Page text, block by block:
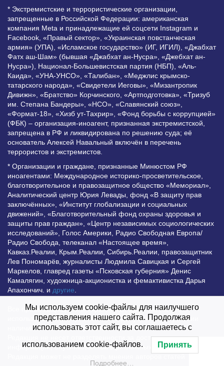
* Экстремистские и террористические организации,
запрещенные в Российской Федерации: американская
компания Meta и принадлежащие ей соцсети Instagram и
Facebook, «Правый сектор», «Украинская повстанческая
армия» (УПА), «Исламское государство» (ИГ, ИГИЛ), «Джабхат
Фатх аш-Шам» (бывшая «Джабхат ан-Нусра», «Джебхат ан-
Нусра»), Национал-Большевистская партия (НБП), «Аль-
Каида», «УНА-УНСО», «Талибан», «Меджлис крымско-
татарского народа», «Свидетели Иеговы», «Мизантропик
Дивижн», «Братство» Корчинского, «Артподготовка», «Тризуб
им. Степана Бандеры», «НСО», «Славянский союз»,
«Формат-18», «Хизб ут-Тахрир», «Фонд борьбы с коррупцией»
(ФБК) – организация-иноагент, признанная экстремистской,
запрещена в РФ и ликвидирована по решению суда; её
основатель Алексей Навальный включён в перечень
террористов и экстремистов.
* Организации и граждане, признанные Минюстом РФ
иноагентами: Международное историко-просветительское,
благотворительное и правозащитное общество «Мемориал»,
Аналитический центр Юрия Левады, фонд «В защиту прав
заключённых», «Институт глобализации и социальных
движений», «Благотворительный фонд охраны здоровья и
защиты прав граждан», «Центр независимых социологических
исследований», Голос Америки, Радио Свободная Европа/
Радио Свобода, телеканал «Настоящее время»,
Кавказ.Реалии, Крым.Реалии, Сибирь.Реалии, правозащитник
Лев Пономарёв, журналисты Людмила Савицкая и Сергей
Маркелов, главред газеты «Псковская губерния» Денис
Камалягин, художница-акционистка и фемактивистка Дарья
Апахончич. и другие.
Все права защищены и охраняются законом. Любое
использование материалов сайта допустимо при условии
наличия активной гиперссылки на Vesti.UZ.
Редакция не несет ответственности за достоверность
информации, опубликованной в рекламных объявлениях.
Мы используем cookie-файлы для наилучшего
представления нашего сайта. Продолжая
использовать этот сайт, вы соглашаетесь с
использованием cookie-файлов. Принять
Подробнее…